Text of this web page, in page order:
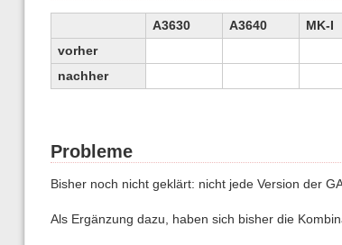
A3630 A3640 MK-I
vorher
nachher
Probleme
Bisher noch nicht geklärt: nicht jede Version der
Als Ergänzung dazu, haben sich bisher die